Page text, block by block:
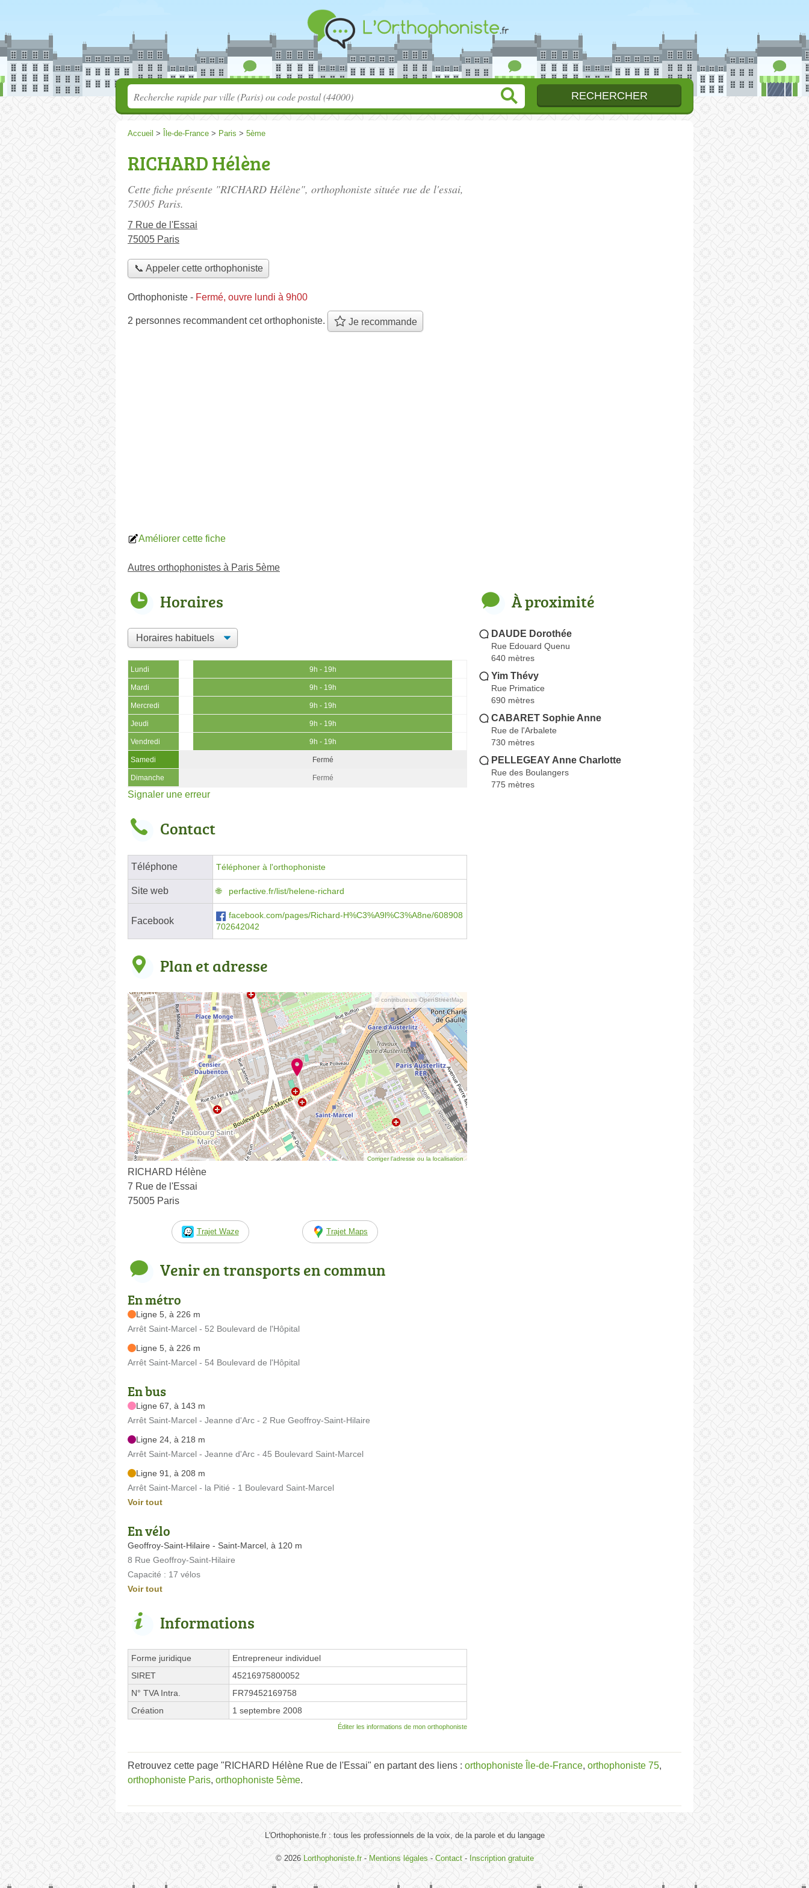
Accueil > Île-de-France > Paris > 5ème
RICHARD Hélène
Cette fiche présente "RICHARD Hélène", orthophoniste située rue de l'essai,
75005 Paris.
7 Rue de l'Essai
75005 Paris
📞 Appeler cette orthophoniste
Orthophoniste - Fermé, ouvre lundi à 9h00
2 personnes recommandentcet orthophoniste. Je recommande
Améliorer cette fiche
Autres orthophonistes à Paris 5ème
Horaires
Lundi 9h - 19h
Mardi 9h - 19h
Mercredi 9h - 19h
Jeudi 9h - 19h
Vendredi 9h - 19h
Samedi Fermé
Dimanche Fermé
Signaler une erreur
Contact
Téléphone Téléphoner à l'orthophoniste
Site web perfactive.fr/list/helene-richard
Facebook
facebook.com/pages/Richard-H%C3%A9l%C3%A8ne/608908
702642042
Plan et adresse
© contributeurs OpenStreetMap
Corriger l’adresse ou la localisation
RICHARD Hélène
7 Rue de l'Essai
75005 Paris
Trajet Waze Trajet Maps
Venir en transports en commun
En métro
Ligne 5, à 226 m
Arrêt Saint-Marcel - 52 Boulevard de l'Hôpital
Ligne 5, à 226 m
Arrêt Saint-Marcel - 54 Boulevard de l'Hôpital
En bus
Ligne 67, à 143 m
Arrêt Saint-Marcel - Jeanne d'Arc - 2 Rue Geoffroy-Saint-Hilaire
Ligne 24, à 218 m
Arrêt Saint-Marcel - Jeanne d'Arc - 45 Boulevard Saint-Marcel
Ligne 91, à 208 m
Arrêt Saint-Marcel - la Pitié - 1 Boulevard Saint-Marcel
Voir tout
En vélo
Geoffroy-Saint-Hilaire - Saint-Marcel, à 120 m
8 Rue Geoffroy-Saint-Hilaire
Capacité : 17 vélos
Voir tout
Informations
Forme juridique
Entrepreneur individuel
SIRET
45216975800052
N° TVA Intra.
FR79452169758
Création
1 septembre 2008
Éditer les informations de mon orthophoniste
À proximité
DAUDE Dorothée
Rue Edouard Quenu
640 mètres
Yim Thévy
Rue Primatice
690 mètres
CABARET Sophie Anne
Rue de l'Arbalete
730 mètres
PELLEGEAY Anne Charlotte
Rue des Boulangers
775 mètres
Retrouvez cette page "RICHARD Hélène Rue de l'Essai" en partant des liens : orthophoniste Île-de-France, orthophoniste 75,
orthophoniste Paris, orthophoniste 5ème.
L'Orthophoniste.fr : tous les professionnels de la voix, de la parole et du langage
© 2026 Lorthophoniste.fr - Mentions légales - Contact- Inscription gratuite